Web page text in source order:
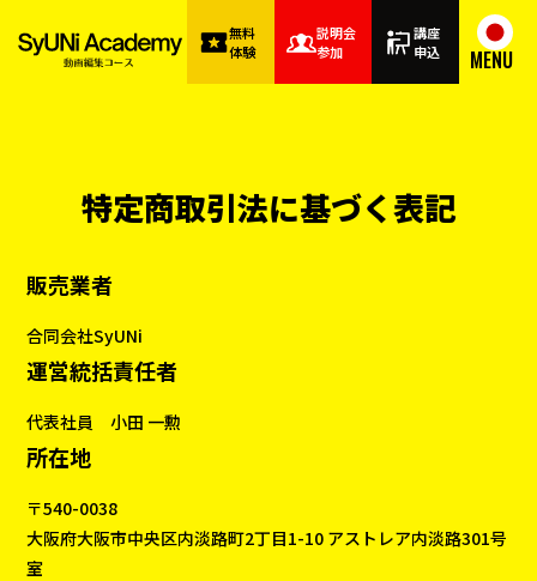
無料
体験
説明会
参加
講座
申込
MENU
特定商取引法に基づく表記
販売業者
合同会社SyUNi
運営統括責任者
代表社員 小田 一勲
所在地
〒540-0038
大阪府大阪市中央区内淡路町2丁目1-10 アストレア内淡路301号
室